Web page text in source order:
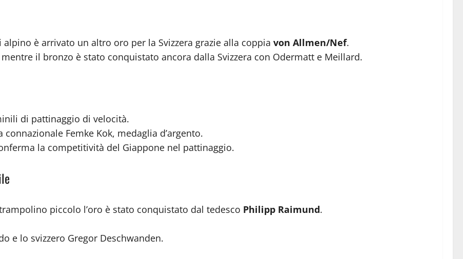
è arrivato un altro oro per la Svizzera grazie alla coppia von Allmen/Nef.
il bronzo è stato conquistato ancora dalla Svizzera con Odermatt e Meillard.
di pattinaggio di velocità.
connazionale Femke Kok, medaglia d’argento.
la competitività del Giappone nel pattinaggio.
piccolo l’oro è stato conquistato dal tedesco Philipp Raimund.
e lo svizzero Gregor Deschwanden.